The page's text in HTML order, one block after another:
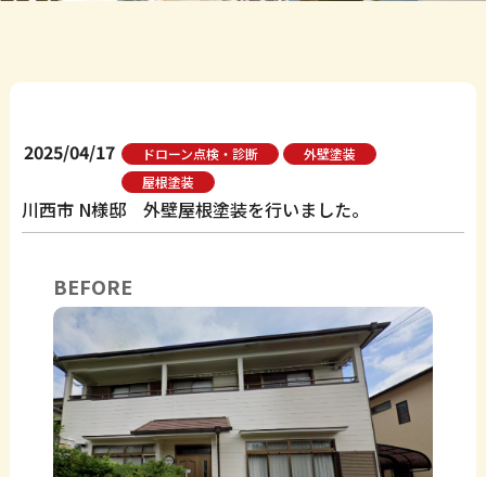
2025/04/17 ドローン点検・診断
外壁塗装
屋根塗装
川西市 N様邸 外壁屋根塗装を行いました。
BEFORE